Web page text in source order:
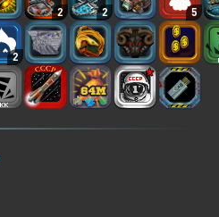
2 2 5
2